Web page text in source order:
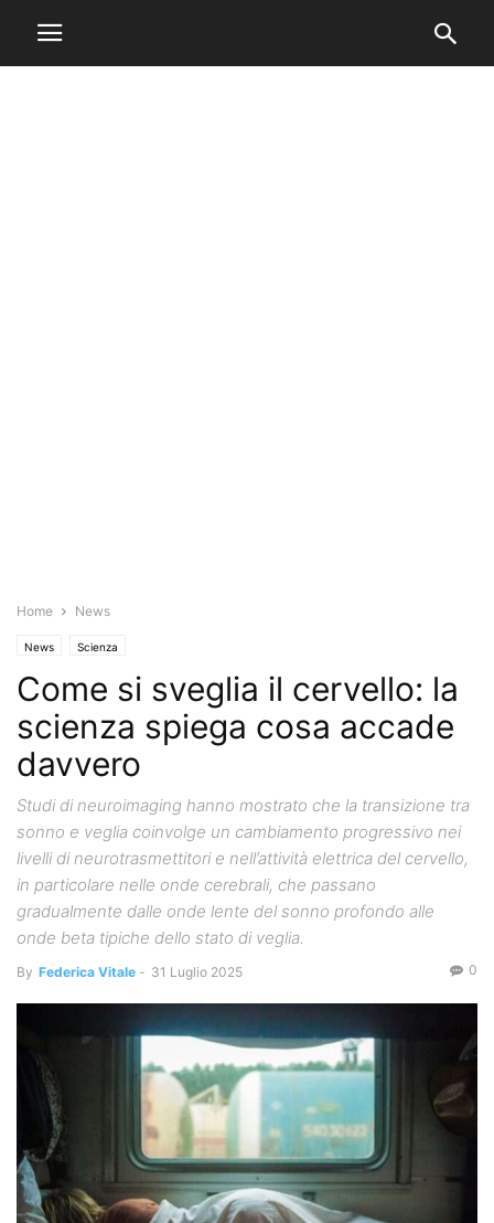
Home News
News Scienza
Come si sveglia il cervello: la
scienza spiega cosa accade
davvero
Studi di neuroimaging hanno mostrato che la transizione tra
sonno e veglia coinvolge un cambiamento progressivo nei
livelli di neurotrasmettitori e nell’attività elettrica del cervello,
in particolare nelle onde cerebrali, che passano
gradualmente dalle onde lente del sonno profondo alle
onde beta tipiche dello stato di veglia.
By Federica Vitale - 31 Luglio 2025 0